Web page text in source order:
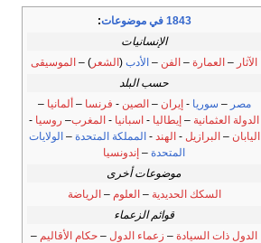
1843 في موضوعات
:
الإنسانيات
الآثار – العمارة – الفن – الأدب (الشعر ) – الموسيقى
حسب البلد
مصر – سوريا -إيران –الصين - فرنسا –ألمانيا –
الدولة العثمانية – إيطاليا - اسبانيا - المغرب– روسيا -
اليابان –البرازيل -الهند -المملكة المتحدة –الولايات
المتحدة – إندونسيا
موضوعات أخرى
السكك الحديدية –العلوم –الرياضة
قوائم الزعماء
الدول ذات السيادة – زعماء الدول – حكام الأقاليم –